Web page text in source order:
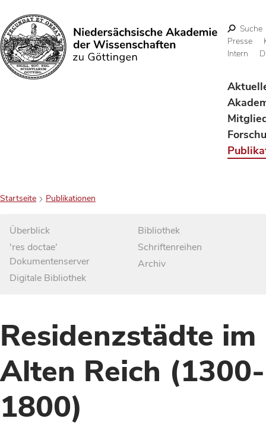
Suchen
Suche
Presse
Intern
Startseite Publikationen
Überblick
'res doctae'
Dokumentenserver
Digitale Bibliothek
Bibliothek
Schriftenreihen
Archiv
Residenzstädte im
Alten Reich (1300-
1800)